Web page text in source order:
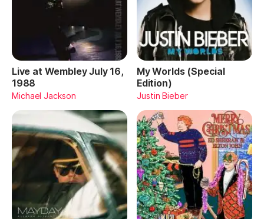
Live at Wembley July 16,
1988
Michael Jackson
My Worlds (Special
Edition)
Justin Bieber